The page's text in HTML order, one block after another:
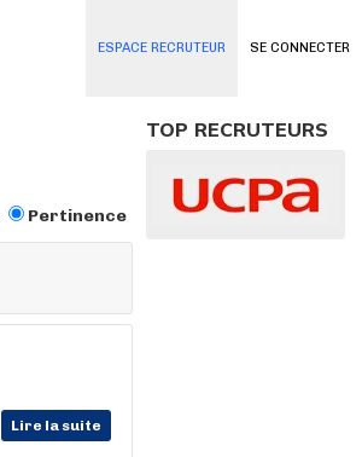
SE CONNECTER
ESPACE RECRUTEUR
Pertinence
Lire la suite
TOP RECRUTEURS